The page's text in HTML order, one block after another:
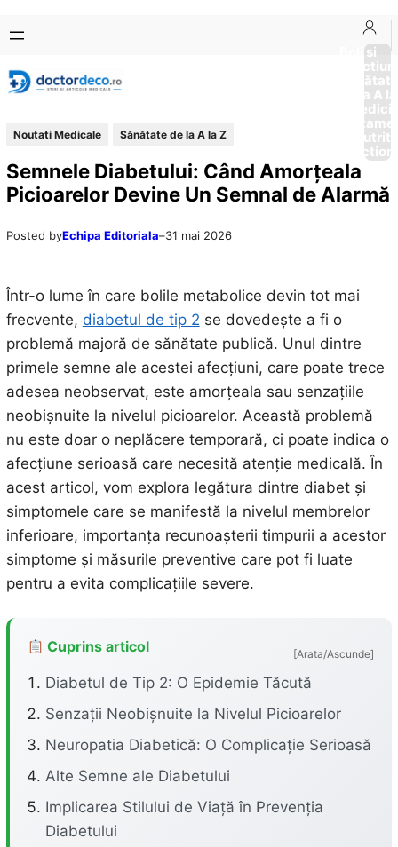
conținut
content
Boli si
Afectiuni
Sănătate
de la A
Noutati Medicale Sănătate de la A la Z
Semnele Diabetului: Când Amorțeala
Picioarelor Devine Un Semnal de Alarmă
Posted byEchipa Editoriala–31 mai 2026
Într-o lume în care bolile metabolice devin tot mai
frecvente, diabetul de tip 2 se dovedește a fi o
problemă majoră de sănătate publică. Unul dintre
primele semne ale acestei afecțiuni, care poate trece
adesea neobservat, este amorțeala sau senzațiile
neobișnuite la nivelul picioarelor. Această problemă
nu este doar o neplăcere temporară, ci poate indica o
afecțiune serioasă care necesită atenție medicală. În
acest articol, vom explora legătura dintre diabet și
simptomele care se manifestă la nivelul membrelor
inferioare, importanța recunoașterii timpurii a acestor
simptome și măsurile preventive care pot fi luate
pentru a evita complicațiile severe.
Cuprins articol [Arata/Ascunde]
Diabetul de Tip 2: O Epidemie Tăcută
Senzații Neobișnuite la Nivelul Picioarelor
Neuropatia Diabetică: O Complicație Serioasă
Alte Semne ale Diabetului
Implicarea Stilului de Viață în Prevenția
Diabetului